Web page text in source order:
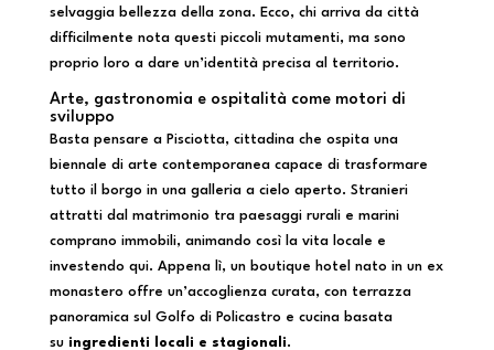
selvaggia bellezza della zona. Ecco, chi arriva da città
difficilmente nota questi piccoli mutamenti, ma sono
proprio loro a dare un’identità precisa al territorio.
Arte, gastronomia e ospitalità come motori di
sviluppo
Basta pensare a Pisciotta, cittadina che ospita una
biennale di arte contemporanea capace di trasformare
tutto il borgo in una galleria a cielo aperto. Stranieri
attratti dal matrimonio tra paesaggi rurali e marini
comprano immobili, animando così la vita locale e
investendo qui. Appena lì, un boutique hotel nato in un ex
monastero offre un’accoglienza curata, con terrazza
panoramica sul Golfo di Policastro e cucina basata
su ingredienti locali e stagionali.